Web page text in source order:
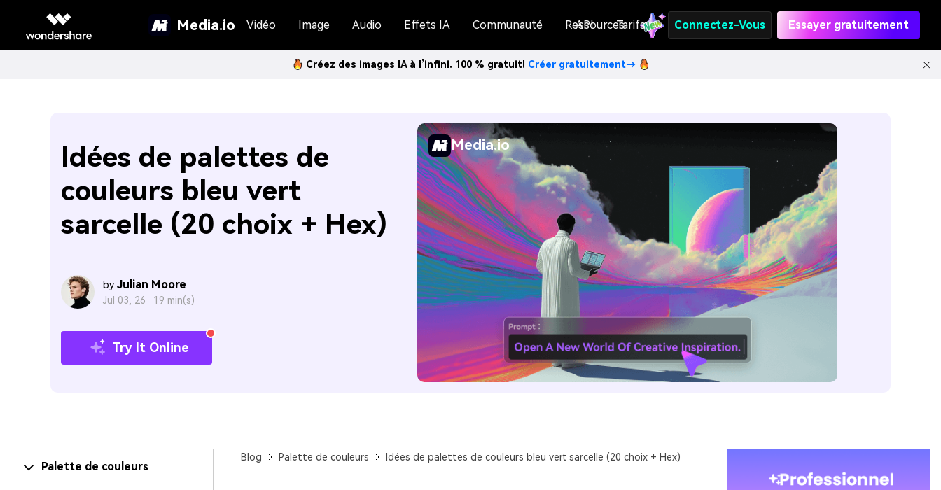
Media.io Vidéo Image Audio Effets IA Communauté Ressources
API Tarifs Connectez-Vous Essayer gratuitement
Créez des images IA à l’infini. 100 % gratuit! Créer gratuitement→
Idées de palettes de
couleurs bleu vert
sarcelle (20 choix + Hex)
by Julian Moore
Jul 03, 26 · 19 min(s)
Try It Online
Media.io
Palette de couleurs
Blog Palette de couleurs Idées de palettes de couleurs bleu vert sarcelle (20 choix + Hex)